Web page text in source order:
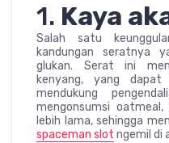
1. Kaya
Salah satu
kandungan seratnya
glukan. Serat ini
kenyang, yang
mendukung
mengonsumsi
lebih lama, sehingga
spaceman slot ngemil di